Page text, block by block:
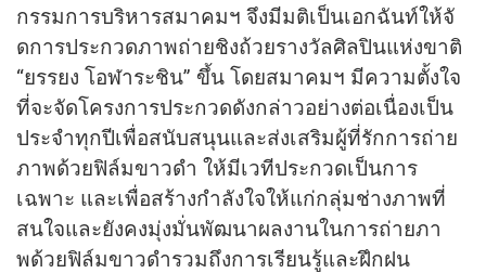
กรรมการบริหารสมาคมฯ จึงมีมติเป็นเอกฉันท์ให้จั
ดการประกวดภาพถ่ายชิงถ้วยรางวัลศิลปินแห่งขาติ
“ยรรยง โอฬาระชิน” ขึ้น โดยสมาคมฯ มีความตั้งใจ
ที่จะจัดโครงการประกวดดังกล่าวอย่างต่อเนื่องเป็น
ประจําทุกปีเพื่อสนับสนุนและส่งเสริมผู้ที่รักการถ่าย
ภาพด้วยฟิล์มขาวดำ ให้มีเวทีประกวดเป็นการ
เฉพาะ และเพื่อสร้างกําลังใจให้แก่กลุ่มช่างภาพที่
สนใจและยังคงมุ่งมั่นพัฒนาผลงานในการถ่ายภา
พด้วยฟิล์มขาวดํารวมถึงการเรียนรู้และฝึกฝน